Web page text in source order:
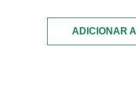
ADICIONAR